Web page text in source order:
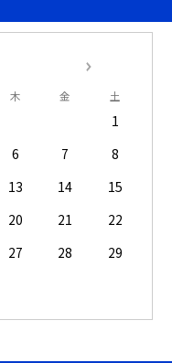
木 金 土
1
6 7
8
13 14
15
20 21
22
27 28
29